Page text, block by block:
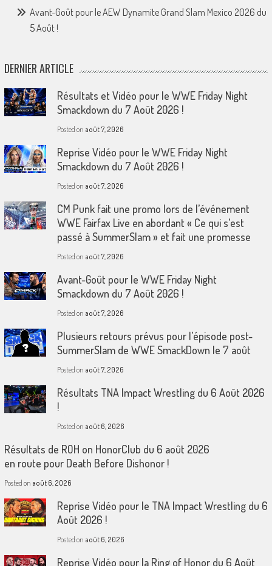
Avant-Goût pour le AEW Dynamite Grand Slam Mexico 2026 du
5 Août !
DERNIER ARTICLE
Résultats et Vidéo pour le WWE Friday Night
Smackdown du 7 Août 2026 !
Posted on août 7, 2026
Reprise Vidéo pour le WWE Friday Night
Smackdown du 7 Août 2026 !
Posted on août 7, 2026
CM Punk fait une promo lors de l’événement
WWE Fairfax Live en abordant « Ce qui s’est
passé à SummerSlam » et fait une promesse
Posted on août 7, 2026
Avant-Goût pour le WWE Friday Night
Smackdown du 7 Août 2026 !
Posted on août 7, 2026
Plusieurs retours prévus pour l’épisode post-
SummerSlam de WWE SmackDown le 7 août
Posted on août 7, 2026
Résultats TNA Impact Wrestling du 6 Août 2026
!
Posted on août 6, 2026
Résultats de ROH on HonorClub du 6 août 2026
en route pour Death Before Dishonor !
Posted on août 6, 2026
Reprise Vidéo pour le TNA Impact Wrestling du 6
Août 2026 !
Posted on août 6, 2026
Reprise Vidéo pour la Ring of Honor du 6 Août